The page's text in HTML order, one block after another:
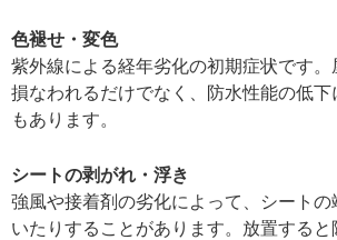
色褪せ・変色
紫外線による経年劣化の初期症状です
損なわれるだけでなく、防水性能の低下
もあります。
シートの剥がれ・浮き
強風や接着剤の劣化によって、シート
いたりすることがあります。放置する